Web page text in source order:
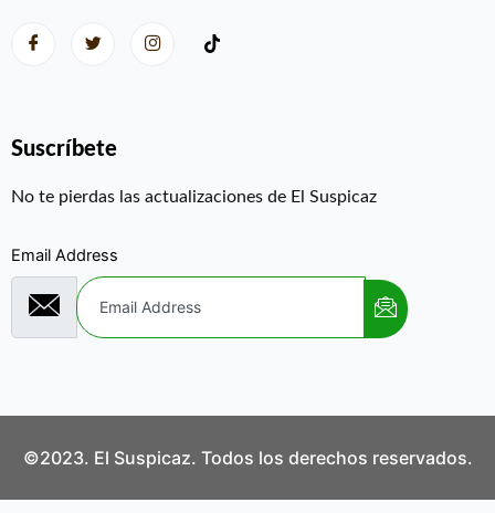
Suscríbete
No te pierdas las actualizaciones de El Suspicaz
Email Address
©2023. El Suspicaz. Todos los derechos reservados.